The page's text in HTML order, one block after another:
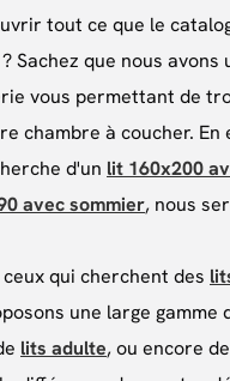
tout ce que le
Sachez que nous avons
vous permettant de
chambre à coucher. En
d'un lit 160x200
avec sommier, nous
qui cherchent des
une large gamme
lits adulte, ou encore de